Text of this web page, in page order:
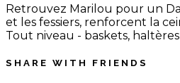
Retrouvez Marilou pour un
et les fessiers, renforcent la
Tout niveau - baskets,
SHARE WITH FRIENDS